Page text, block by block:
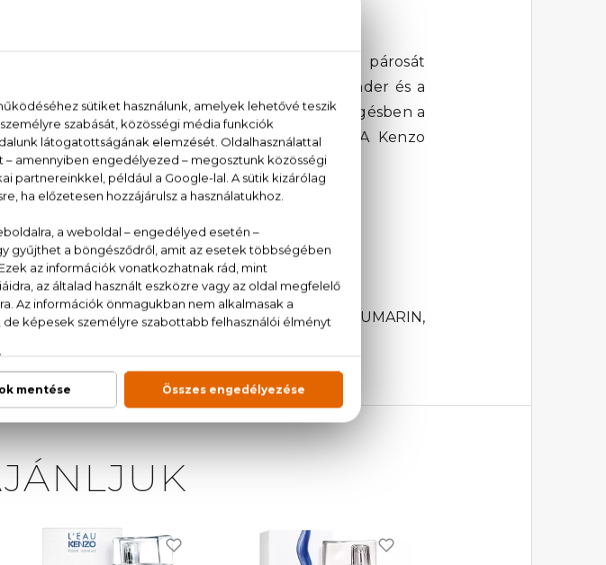
De Toilette
meg. A belső erő és az érzékenység párosát
játékát a zamatos bergamott, a vonzó koriander és a
jegyek dominálnak, amelyhez a lecsengésben a
kiegészíti a labdanum és a tolu balzsam. A Kenzo
karakterű illatot szeretnének viselni.
tolu balzsam, labdanum, cédrus
LINALOOL, LIMONENE, GERANIOL, BHT, COUMARIN,
IONONE, EUGENOL